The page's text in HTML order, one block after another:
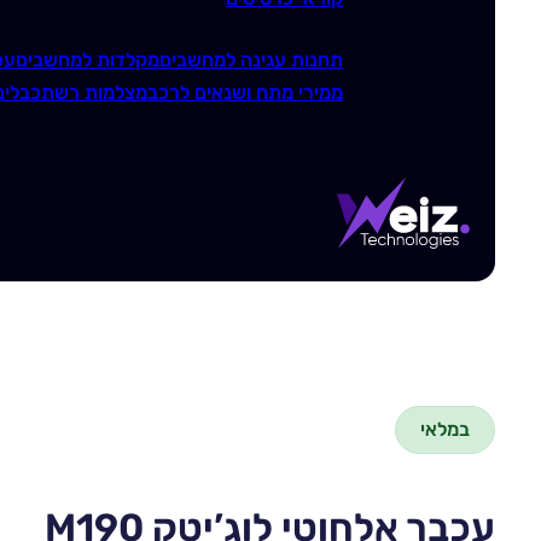
תחנות עגינה למחשביםמקלדות למחשבים
ממירי מתח ושנאים לרכבמצלמות רשת
במלאי
עכבר אלחוטי לוג’יטק M190